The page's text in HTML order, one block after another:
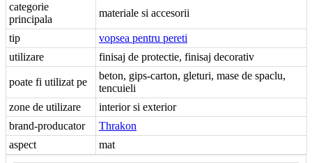
categorie
principala
materiale si accesorii
tip
vopsea pentru pereti
utilizare
finisaj de protectie, finisaj decorativ
poate fi utilizat pe
beton, gips-carton, gleturi, mase de spaclu,
tencuieli
zone de utilizare
interior si exterior
brand-producator
Thrakon
aspect
mat